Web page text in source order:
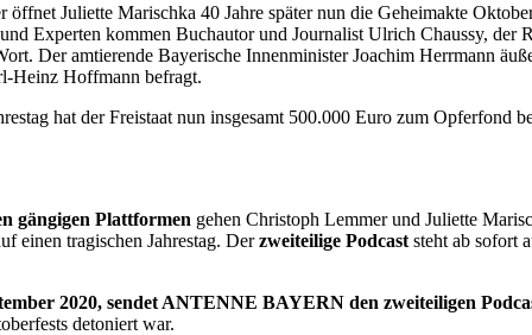
Juliette Marischka 40 Jahre später nun die Geheimakte
Experten kommen Buchautor und Journalist Ulrich Chaussy, der
Der amtierende Bayerische Innenminister Joachim Herrmann
Heinz Hoffmann befragt.
hat der Freistaat nun insgesamt 500.000 Euro zum Opferfond
gängigen Plattformen gehen Christoph Lemmer und Juliette
einen tragischen Jahrestag. Derzweiteilige Podcast steht ab sofort
2020, sendet ANTENNE BAYERN den zweiteiligen
detoniert war.